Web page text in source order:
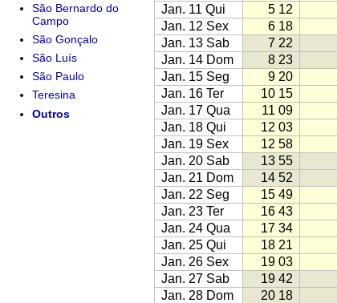
Jan. 11 Qui
5 12
Jan. 12 Sex
6 18
Jan. 13 Sab
7 22
Jan. 14 Dom
8 23
Jan. 15 Seg
9 20
Jan. 16 Ter
10 15
Jan. 17 Qua
11 09
Jan. 18 Qui
12 03
Jan. 19 Sex
12 58
Jan. 20 Sab
13 55
Jan. 21 Dom
14 52
Jan. 22 Seg
15 49
Jan. 23 Ter
16 43
Jan. 24 Qua
17 34
Jan. 25 Qui
18 21
Jan. 26 Sex
19 03
Jan. 27 Sab
19 42
Jan. 28 Dom
20 18
São Bernardo do
Campo
São Gonçalo
São Luís
São Paulo
Teresina
Outros